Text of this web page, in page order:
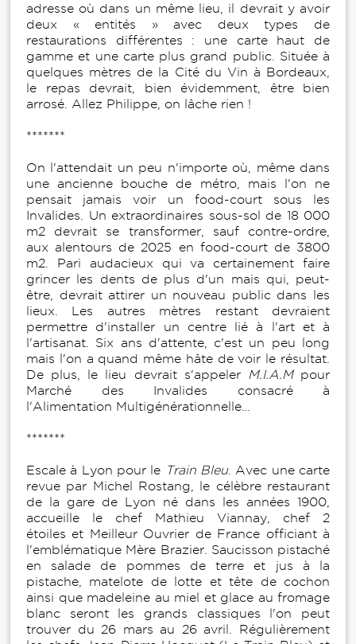
adresse où dans un même lieu, il devrait y avoir
deux « entités » avec deux types de
restaurations différentes : une carte haut de
gamme et une carte plus grand public. Située à
quelques mètres de la Cité du Vin à Bordeaux,
le repas devrait, bien évidemment, être bien
arrosé. Allez Philippe, on lâche rien !
*******
On l'attendait un peu n'importe où, même dans
une ancienne bouche de métro, mais l'on ne
pensait jamais voir un food-court sous les
Invalides. Un extraordinaires sous-sol de 18 000
m2 devrait se transformer, sauf contre-ordre,
aux alentours de 2025 en food-court de 3800
m2. Pari audacieux qui va certainement faire
grincer les dents de plus d'un mais qui, peut-
être, devrait attirer un nouveau public dans les
lieux. Les autres mètres restant devraient
permettre d'installer un centre lié à l'art et à
l'artisanat. Six ans d'attente, c'est un peu long
mais l'on a quand même hâte de voir le résultat.
De plus, le lieu devrait s'appeler
M.I.A.Mpour
Marché des Invalides consacré à
l'Alimentation Multigénérationnelle…
*******
Escale à Lyon pour le Train Bleu. Avec une carte
revue par Michel Rostang, le célèbre restaurant
de la gare de Lyon né dans les années 1900,
accueille le chef Mathieu Viannay, chef 2
étoiles et Meilleur Ouvrier de France officiant à
l'emblématique Mère Brazier. Saucisson pistaché
en salade de pommes de terre et jus à la
pistache, matelote de lotte et tête de cochon
ainsi que madeleine au miel et glace au fromage
blanc seront les grands classiques l'on peut
trouver du 26 mars au 26 avril. Régulièrement